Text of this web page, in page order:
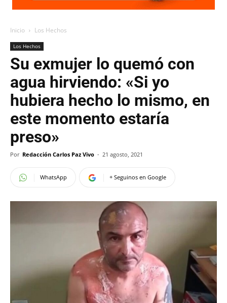
Inicio Los Hechos
Los Hechos
Su exmujer lo quemó con
agua hirviendo: «Si yo
hubiera hecho lo mismo, en
este momento estaría
preso»
Por Redacción Carlos Paz Vivo - 21 agosto, 2021
WhatsApp + Seguinos en Google